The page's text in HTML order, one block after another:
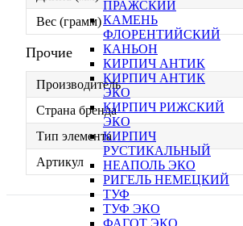
ПРАЖСКИЙ
КАМЕНЬ
ФЛОРЕНТИЙСКИЙ
КАНЬОН
КИРПИЧ АНТИК
КИРПИЧ АНТИК
ЭКО
КИРПИЧ РИЖСКИЙ
ЭКО
КИРПИЧ
РУСТИКАЛЬНЫЙ
НЕАПОЛЬ ЭКО
РИГЕЛЬ НЕМЕЦКИЙ
ТУФ
ТУФ ЭКО
ФАГОТ ЭКО
Вес (грамм)
Прочие
Производитель
Страна бренда
Тип элемента
Артикул